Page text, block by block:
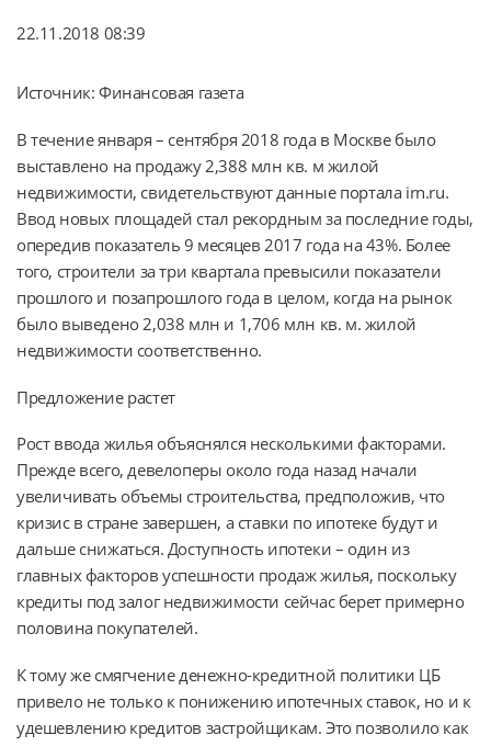
22.11.2018 08:39
Источник: Финансовая газета
В течение января – сентября 2018 года в Москве было
выставлено на продажу 2,388 млн кв. м жилой
недвижимости, свидетельствуют данные портала irn.ru.
Ввод новых площадей стал рекордным за последние годы,
опередив показатель 9 месяцев 2017 года на 43%. Более
того, строители за три квартала превысили показатели
прошлого и позапрошлого года в целом, когда на рынок
было выведено 2,038 млн и 1,706 млн кв. м. жилой
недвижимости соответственно.
Предложение растет
Рост ввода жилья объяснялся несколькими факторами.
Прежде всего, девелоперы около года назад начали
увеличивать объемы строительства, предположив, что
кризис в стране завершен, а ставки по ипотеке будут и
дальше снижаться. Доступность ипотеки – один из
главных факторов успешности продаж жилья, поскольку
кредиты под залог недвижимости сейчас берет примерно
половина покупателей.
К тому же смягчение денежно-кредитной политики ЦБ
привело не только к понижению ипотечных ставок, но и к
удешевлению кредитов застройщикам. Это позволило как